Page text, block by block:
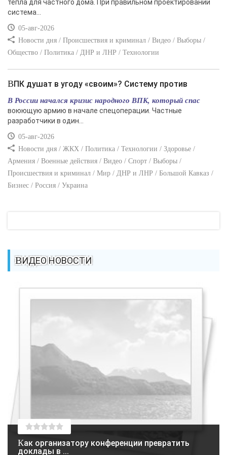
тепла для частного дома. При правильном проектировании
система...
05-авг-2026
Новости дня / Происшествия и криминал / Видео / Выборы /
Общество / Политика / ДНР и ЛНР / Технологии
ВПК душат в угоду «своим»? Систему против
В России начался кризис народного ВПК, который спас
воюющую армию в начале спецоперации. Частные
разработчики в один...
05-авг-2026
Новости дня / ЖКХ / Политика / Технологии / Здоровье /
Армения / Военные действия / Видео / Спорт / Выборы /
Происшествия и криминал / Мир / ДНР и ЛНР / Большой Кавказ /
Бизнес / Россия / Украина
ВИДЕО НОВОСТИ
Как организатору конференции превратить
доклады в ...